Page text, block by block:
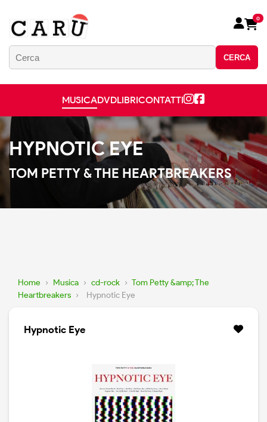
CERCA
0
MUSICADVDLIBRICONTATTI
HYPNOTIC EYE
TOM PETTY & THE HEARTBREAKERS
Home › Musica › cd-rock › Tom Petty &amp; The
Heartbreakers › Hypnotic Eye
Hypnotic Eye